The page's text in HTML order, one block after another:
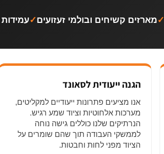
✓מארזים קשיחים ובולמי זעזועים✓
הגנה ייעודית לסאונד
אנו מציעים פתרונות ייעודיים למקליטים,
מערכות אלחוטיות וציוד שמע רגיש.
הנרתיקים שלנו כוללים גישה נוחה
לממשקי העבודה תוך שהם שומרים על
הציוד מפני לחות וחבטות.